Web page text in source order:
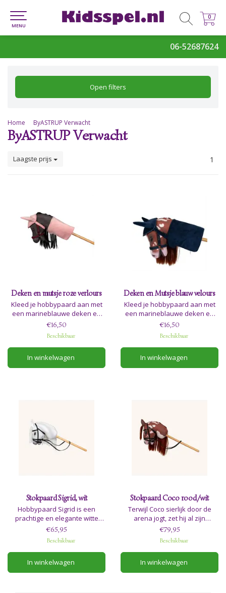
06-52687624
0
0
MENU
Open filters
Home ByASTRUP Verwacht
ByASTRUP Verwacht
Laagste prijs 1
Deken en mutsje roze verlours
Kleed je hobbypaard aan met
een marineblauwe deken en
een knus mutsje, en geniet van
hoe ze hem zowel warm als
stijlvol houden, of hij nu buiten
in de tuin staat of veilig
opgeborgen in zijn stal of
hobbybox.
€16,50
Beschikbaar
In winkelwagen
Deken en Mutsje blauw velours
Kleed je hobbypaard aan met
een marineblauwe deken en
een knus mutsje, en geniet van
hoe ze hem zowel warm als
stijlvol houden, of hij nu buiten
in de tuin staat of veilig
opgeborgen in zijn stal of
hobbybox.
€16,50
Beschikbaar
In winkelwagen
Stokpaard Sigrid, wit
Hobbypaard Sigrid is een
prachtige en elegante witte
schoonheid, ontworpen met
minutieuze aandacht voor
detail om de essentie van een
echt paard vast te leggen.
€65,95
Beschikbaar
In winkelwagen
Stokpaard Coco rood/wit
Terwijl Coco sierlijk door de
arena jogt, zet hij al zijn
talenten in, met zowel elegantie
als precisie. Met opvallende
rood-witte aftekeningen en
felrode nylon manen is Coco
het perfecte hobbypaard voor
iedereen die gepassioneerd is
€79,95
Beschikbaar
In winkelwagen